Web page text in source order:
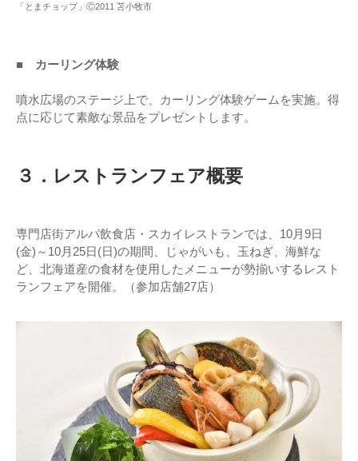
「とまチョップ」Ⓒ2011 苫小牧市
■ カーリング体験
噴水広場のステージ上で、カーリング体験ゲームを実施。得
点に応じて素敵な景品をプレゼントします。
３．レストランフェア概要
専門店街アルパ飲食店・スカイレストランでは、10月9日
(金)～10月25日(日)の期間、じゃがいも、玉ねぎ、海鮮な
ど、北海道産の食材を使用したメニューが勢揃いするレスト
ランフェアを開催。（参加店舗27店）